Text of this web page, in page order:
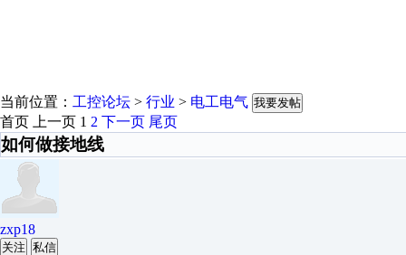
当前位置： 工控论坛 > 行业 > 电工电气 我要发帖
首页 上一页 1 2 下一页 尾页
如何做接地线
zxp18
关注 私信